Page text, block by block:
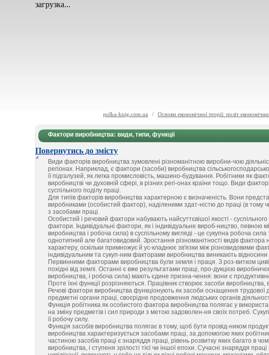
загрузка...
polka-knig.com.ua / Основи економічної теорії: політ
Фактори виробництва: види, типи, функції
Повернутись до змісту
Види факторів виробництва зумовлені різноманітною виробни-чою
регіонах. Наприклад, є фактори (засоби) виробництва
її підгалузей, як легка промисловість, машино-будування. Робітники як
виробництві чи духовній сфері, в різних регі-онах країни тощо. Види
суспільного поділу праці.
Для типів факторів виробництва характерною є визначеність. Вони
виробниками (особистий фактор), наділеними здат-ністю до праці (в тому
з засобами праці.
Особистий і речовий фактори набувають найсуттєвішої якості -
фактори. Індивідуальні фактори, як і індивідуальне вироб-ництво, певною
виробництва і робоча сила) в суспільному вигляді - це сукупна робоча
однотипний але багатовидовий. Зростання різноманітності видів фактора
характеру, оскільки примножує й ус-кладнює зв'язки між різновидовими
індивідуальним та сукуп-ним факторами виробництва виникають відносини
Первинними факторами виробництва були земля і праця. З роз-витком
похідні від землі. Останні є вже результатами праці, про-дукцією
виробництва, і робоча сила) мають єдине призна-чення: вони є
Проте їхні функції розрізняються. Працівник створює засоби виробництва,
Речові фактори виробництва функціонують як засоби оснащення трудової
предметні органи праці, своєрідне продовження людських органів
Функція робітника як особистого фактора виробництва полягає у
на зміну предметів і сил природи з метою задоволен-ня своїх потреб.
її робочу силу.
Функція засобів виробництва полягає в тому, щоб бути провід-ником
виробництва характеризується засобами праці, за допомогою яких
частиною засобів праці є знаряддя праці, рівень розвитку яких багато в
виробництва, і ступеня зрілості тієї чи іншої епохи. Сучасні знаряддя